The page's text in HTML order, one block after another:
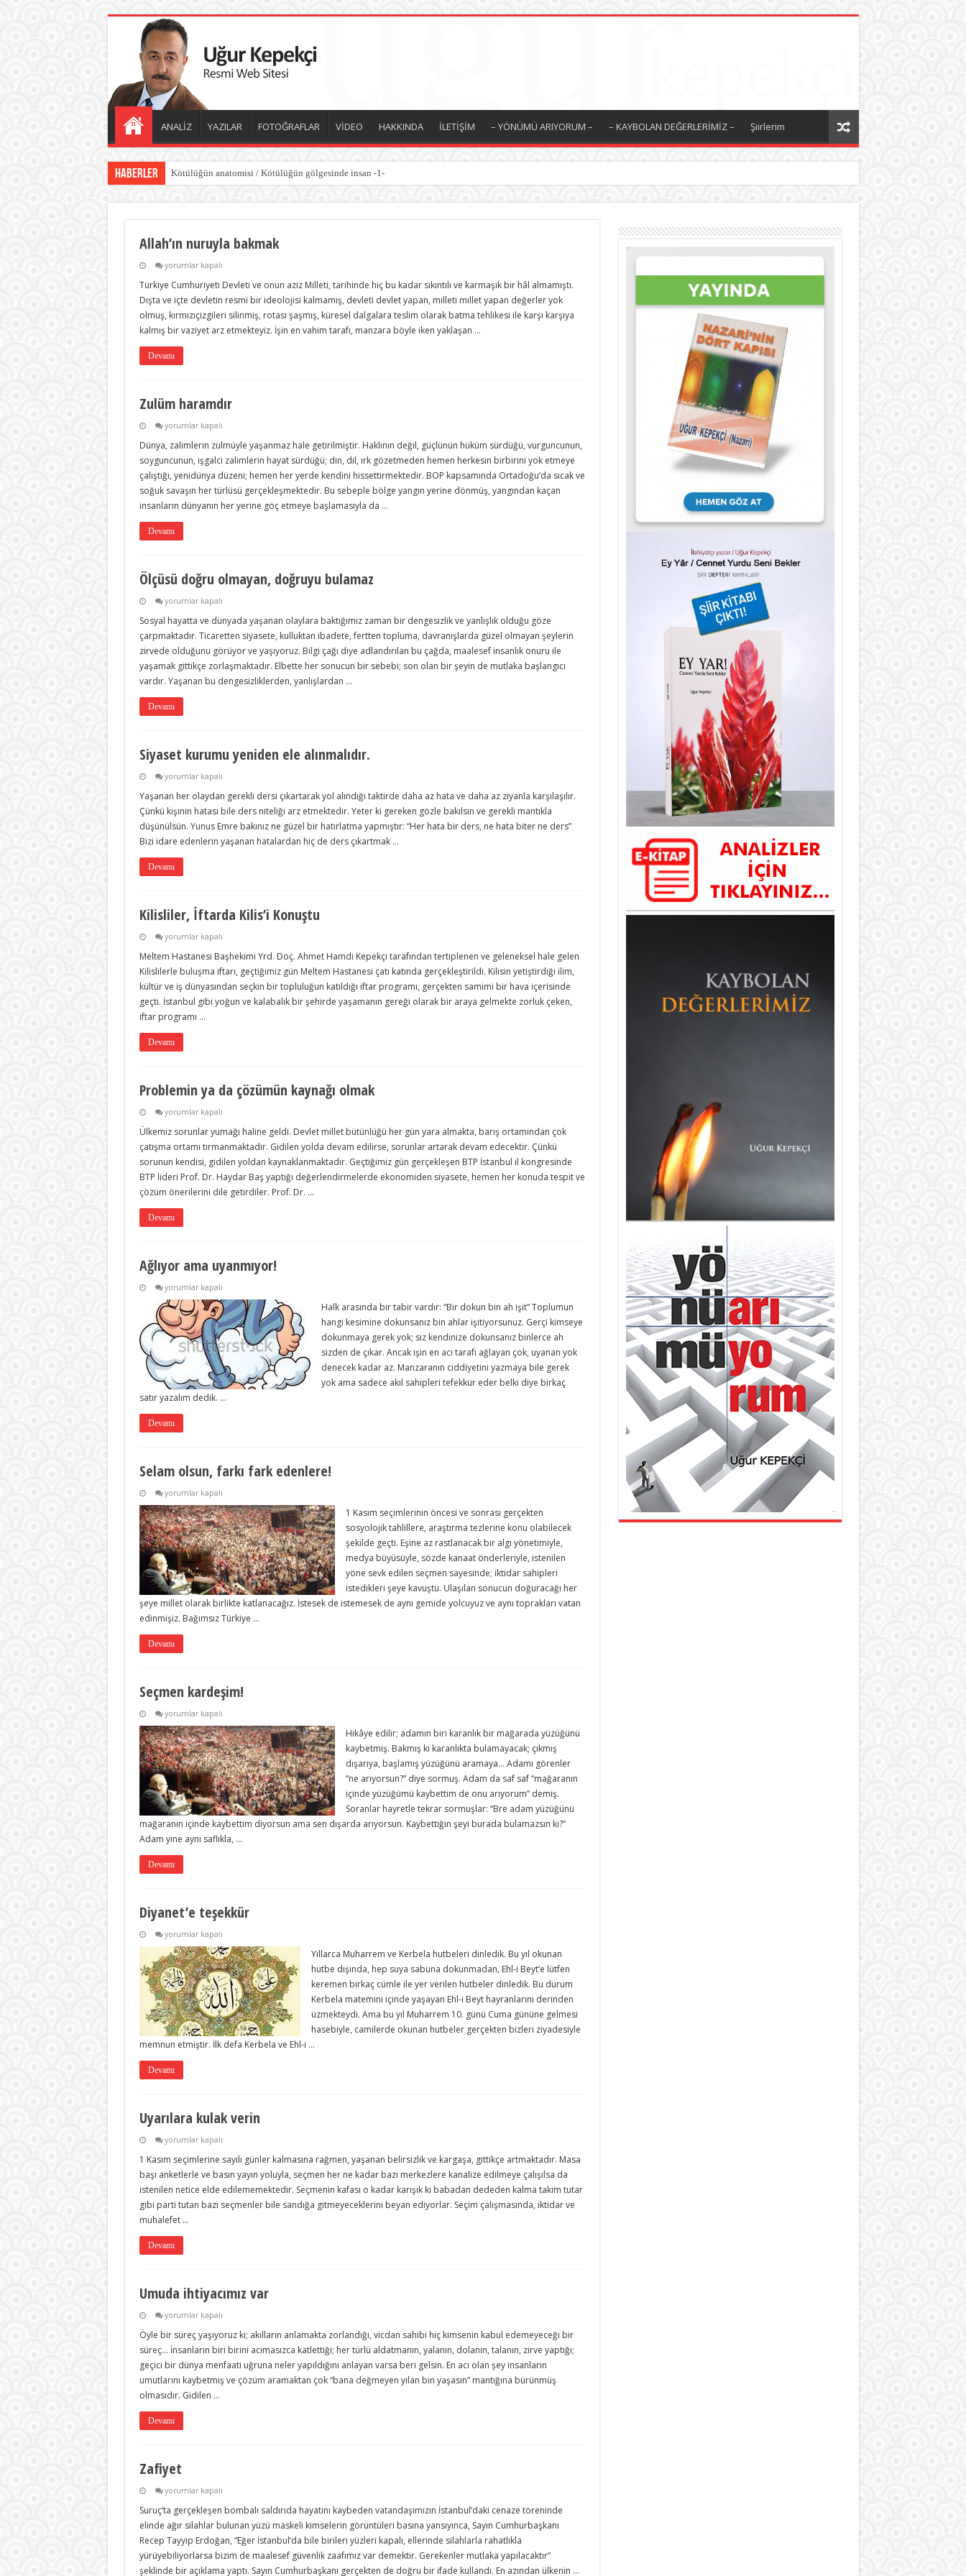
ANALİZ YAZILAR FOTOĞRAFLAR VİDEO HAKKINDA İLETİŞİM – YÖNÜMÜ ARIYORUM – – KAYBOLAN DEĞERLERİMİZ – Şiirlerim
Haberler Dünyayı değiştiren sessiz güç iyiliktir / İyilik Medeniyeti -10-
Allah’ın nuruyla bakmak
Allah’ın
bakmak
için
yorumlar kapalı
Türkiye Cumhuriyeti Devleti ve onun aziz Milleti, tarihinde hiç bu kadar sıkıntılı ve karmaşık bir hâl almamıştı.
Dışta ve içte devletin resmi bir ideolojisi kalmamış, devleti devlet yapan, milleti millet yapan değerler yok
olmuş, kırmızıçizgileri silinmiş, rotası şaşmış, küresel dalgalara teslim olarak batma tehlikesi ile karşı karşıya
kalmış bir vaziyet arz etmekteyiz. İşin en vahim tarafı, manzara böyle iken yaklaşan …
Devamı
Zulüm haramdır
Zulüm
için
yorumlar kapalı
Dünya, zalimlerin zulmüyle yaşanmaz hale getirilmiştir. Haklının değil, güçlünün hüküm sürdüğü, vurguncunun,
soyguncunun, işgalci zalimlerin hayat sürdüğü; din, dil, ırk gözetmeden hemen herkesin birbirini yok etmeye
çalıştığı, yenidünya düzeni; hemen her yerde kendini hissettirmektedir. BOP kapsamında Ortadoğu’da sıcak ve
soğuk savaşın her türlüsü gerçekleşmektedir. Bu sebeple bölge yangın yerine dönmüş, yangından kaçan
insanların dünyanın her yerine göç etmeye başlamasıyla da …
Devamı
Ölçüsü doğru olmayan, doğruyu bulamaz
Ölçüsü
olmayan,
doğruyu
bulamaz
için
yorumlar kapalı
Sosyal hayatta ve dünyada yaşanan olaylara baktığımız zaman bir dengesizlik ve yanlışlık olduğu göze
çarpmaktadır. Ticaretten siyasete, kulluktan ibadete, fertten topluma, davranışlarda güzel olmayan şeylerin
zirvede olduğunu görüyor ve yaşıyoruz. Bilgi çağı diye adlandırılan bu çağda, maalesef insanlık onuru ile
yaşamak gittikçe zorlaşmaktadır. Elbette her sonucun bir sebebi; son olan bir şeyin de mutlaka başlangıcı
vardır. Yaşanan bu dengesizliklerden, yanlışlardan …
Devamı
Siyaset kurumu yeniden ele alınmalıdır.
Siyaset
yeniden
ele
alınmalıdır.
için
yorumlar kapalı
Yaşanan her olaydan gerekli dersi çıkartarak yol alındığı taktirde daha az hata ve daha az ziyanla karşılaşılır.
Çünkü kişinin hatası bile ders niteliği arz etmektedir. Yeter ki gereken gözle bakılsın ve gerekli mantıkla
düşünülsün. Yunus Emre bakınız ne güzel bir hatırlatma yapmıştır: “Her hata bir ders, ne hata biter ne ders”
Bizi idare edenlerin yaşanan hatalardan hiç de ders çıkartmak …
Devamı
Kilisliler, İftarda Kilis’i Konuştu
Kilisliler,
Kilis’i
Konuştu
için
yorumlar kapalı
Meltem Hastanesi Başhekimi Yrd. Doç. Ahmet Hamdi Kepekçi tarafından tertiplenen ve geleneksel hale gelen
Kilislilerle buluşma iftarı, geçtiğimiz gün Meltem Hastanesi çatı katında gerçekleştirildi. Kilisin yetiştirdiği ilim,
kültür ve iş dünyasından seçkin bir topluluğun katıldığı iftar programı, gerçekten samimi bir hava içerisinde
geçti. İstanbul gibi yoğun ve kalabalık bir şehirde yaşamanın gereği olarak bir araya gelmekte zorluk çeken,
iftar programı …
Devamı
Problemin ya da çözümün kaynağı olmak
Problemin
da
çözümün
kaynağı
olmak
için
yorumlar kapalı
Ülkemiz sorunlar yumağı haline geldi. Devlet millet bütünlüğü her gün yara almakta, barış ortamından çok
çatışma ortamı tırmanmaktadır. Gidilen yolda devam edilirse, sorunlar artarak devam edecektir. Çünkü
sorunun kendisi, gidilen yoldan kaynaklanmaktadır. Geçtiğimiz gün gerçekleşen BTP İstanbul il kongresinde
BTP lideri Prof. Dr. Haydar Baş yaptığı değerlendirmelerde ekonomiden siyasete, hemen her konuda tespit ve
çözüm önerilerini dile getirdiler. Prof. Dr. …
Devamı
Ağlıyor ama uyanmıyor!
Ağlıyor
uyanmıyor!
için
yorumlar kapalı
Halk arasında bir tabir vardır: “Bir dokun bin ah işit” Toplumun
hangi kesimine dokunsanız bin ahlar işitiyorsunuz. Gerçi kimseye
dokunmaya gerek yok; siz kendinize dokunsanız binlerce ah
sizden de çıkar. Ancak işin en acı tarafı ağlayan çok, uyanan yok
denecek kadar az. Manzaranın ciddiyetini yazmaya bile gerek
yok ama sadece akıl sahipleri tefekkür eder belki diye birkaç
satır yazalım dedik. …
Devamı
Selam olsun, farkı fark edenlere!
Selam
farkı
fark
edenlere!
için
yorumlar kapalı
1 Kasım seçimlerinin öncesi ve sonrası gerçekten
sosyolojik tahlillere, araştırma tezlerine konu olabilecek
şekilde geçti. Eşine az rastlanacak bir algı yönetimiyle,
medya büyüsüyle, sözde kanaat önderleriyle, istenilen
yöne sevk edilen seçmen sayesinde; iktidar sahipleri
istedikleri şeye kavuştu. Ulaşılan sonucun doğuracağı her
şeye millet olarak birlikte katlanacağız. İstesek de istemesek de aynı gemide yolcuyuz ve aynı toprakları vatan
edinmişiz. Bağımsız Türkiye …
Devamı
Seçmen kardeşim!
Seçmen
için
yorumlar kapalı
Hikâye edilir; adamın biri karanlık bir mağarada yüzüğünü
kaybetmiş. Bakmış ki karanlıkta bulamayacak; çıkmış
dışarıya, başlamış yüzüğünü aramaya… Adamı görenler
“ne arıyorsun?” diye sormuş. Adam da saf saf “mağaranın
içinde yüzüğümü kaybettim de onu arıyorum” demiş.
Soranlar hayretle tekrar sormuşlar: “Bre adam yüzüğünü
mağaranın içinde kaybettim diyorsun ama sen dışarda arıyorsun. Kaybettiğin şeyi burada bulamazsın ki?”
Adam yine aynı saflıkla, …
Devamı
Diyanet’e teşekkür
Diyanet’e
için
yorumlar kapalı
Yıllarca Muharrem ve Kerbela hutbeleri dinledik. Bu yıl okunan
hutbe dışında, hep suya sabuna dokunmadan, Ehl-i Beyt’e lütfen
keremen birkaç cümle ile yer verilen hutbeler dinledik. Bu durum
Kerbela matemini içinde yaşayan Ehl-i Beyt hayranlarını derinden
üzmekteydi. Ama bu yıl Muharrem 10. günü Cuma gününe gelmesi
hasebiyle, camilerde okunan hutbeler gerçekten bizleri ziyadesiyle
memnun etmiştir. İlk defa Kerbela ve Ehl-i …
Devamı
Uyarılara kulak verin
Uyarılara
verin
için
yorumlar kapalı
1 Kasım seçimlerine sayılı günler kalmasına rağmen, yaşanan belirsizlik ve kargaşa, gittikçe artmaktadır. Masa
başı anketlerle ve basın yayın yoluyla, seçmen her ne kadar bazı merkezlere kanalize edilmeye çalışılsa da
istenilen netice elde edilememektedir. Seçmenin kafası o kadar karışık ki babadan dededen kalma takım tutar
gibi parti tutan bazı seçmenler bile sandığa gitmeyeceklerini beyan ediyorlar. Seçim çalışmasında, iktidar ve
muhalefet …
Devamı
Umuda ihtiyacımız var
Umuda
var
için
yorumlar kapalı
Öyle bir süreç yaşıyoruz ki; akılların anlamakta zorlandığı, vicdan sahibi hiç kimsenin kabul edemeyeceği bir
süreç… İnsanların biri birini acımasızca katlettiği; her türlü aldatmanın, yalanın, dolanın, talanın, zirve yaptığı;
geçici bir dünya menfaati uğruna neler yapıldığını anlayan varsa beri gelsin. En acı olan şey insanların
umutlarını kaybetmiş ve çözüm aramaktan çok “bana değmeyen yılan bin yaşasın” mantığına bürünmüş
olmasıdır. Gidilen …
Devamı
Zafiyet
Zafiyet
yorumlar kapalı
Suruç’ta gerçekleşen bombalı saldırıda hayatını kaybeden vatandaşımızın İstanbul’daki cenaze töreninde
elinde ağır silahlar bulunan yüzü maskeli kimselerin görüntüleri basına yansıyınca, Sayın Cumhurbaşkanı
Recep Tayyip Erdoğan, “Eğer İstanbul’da bile birileri yüzleri kapalı, ellerinde silahlarla rahatlıkla
yürüyebiliyorlarsa bizim de maalesef güvenlik zaafımız var demektir. Gerekenler mutlaka yapılacaktır”
şeklinde bir açıklama yaptı. Sayın Cumhurbaşkanı gerçekten de doğru bir ifade kullandı. En azından ülkenin …